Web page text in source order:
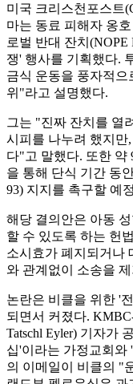
미국 크리스천포스트
마는 동료 피해자 옹
로벌 반대 잔치(NOPE
쟁' 행사를 기획했다.
금식 운동을 풍자적
위"라고 설명했다.
그는 "진짜 잔치를 열
시피를 나누려 했지만
다"고 말했다. 또한 약
을 통해 단식 기간 동
93) 지지를 촉구할 예
해당 결의안은 아동
할 수 있도록 하는 헌
소시효가 폐지되거나
와 관계없이 소송을
논란은 비클을 위한 '
되면서 커졌다.
Tatschl Eyler) 기자가
십'이라는 가정교회와
의 이메일이 비클의 "